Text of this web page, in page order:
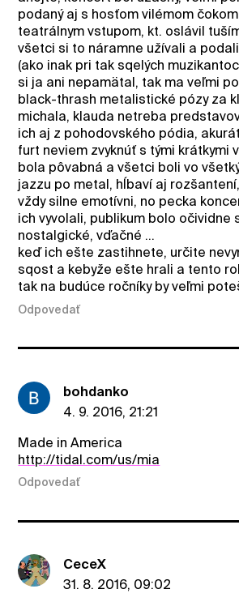
podaný aj s hosťom vilémom
teatrálnym vstupom, kt. oslávil
všetci si to náramne užívali a
(ako inak pri tak sqelých
si ja ani nepamätal, tak ma veľmi
black-thrash metalistické pózy za
michala, klauda netreba
ich aj z pohodovského pódia,
furt neviem zvyknúť s tými krátkymi
bola pôvabná a všetci boli vo
jazzu po metal, hĺbaví aj
vždy silne emotívni, no pecka
ich vyvolali, publikum bolo očividne
nostalgické, vďačné ...
keď ich ešte zastihnete, určite
sqost a kebyže ešte hrali a tento
tak na budúce ročníky by veľmi
Odpovedať
bohdanko
4. 9. 2016, 21:21
Made in America
http://tidal.com/us/mia
Odpovedať
CeceX
31. 8. 2016, 09:02